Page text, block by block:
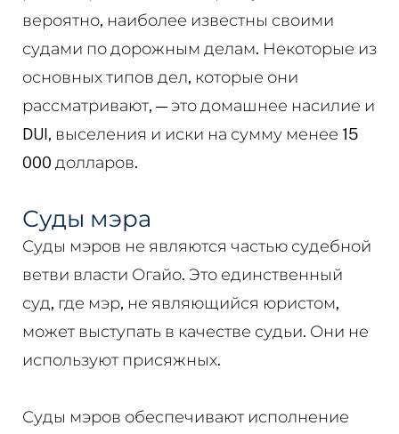
вероятно, наиболее известны своими
судами по дорожным делам. Некоторые из
основных типов дел, которые они
рассматривают, — это домашнее насилие и
DUI, выселения и иски на сумму менее 15
000 долларов.
Суды мэра
Суды мэров не являются частью судебной
ветви власти Огайо. Это единственный
суд, где мэр, не являющийся юристом,
может выступать в качестве судьи. Они не
используют присяжных.
Суды мэров обеспечивают исполнение